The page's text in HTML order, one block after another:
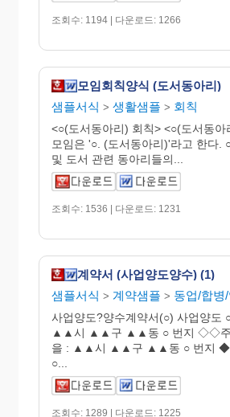
조회수: 1194 | 다운로드: 1266
모임회칙양식 (도서동아리)
샘플서식 > 생활샘플 > 회칙
<○(도서동아리) 회칙> <○(도서동아
모임은 '○. (도서동아리)'라고 한다.
및 도서 관련 동아리들의...
조회수: 1536 | 다운로드: 1231
계약서 (사업양도양수) (1)
샘플서식 > 계약샘플 > 동업/합병
사업양도?양수계약서(○) 사업양도
▲▲시 ▲▲구 ▲▲동 ○ 번지 ◇◇주
을 : ▲▲시 ▲▲구 ▲▲동 ○ 번지
○...
조회수: 1289 | 다운로드: 1225